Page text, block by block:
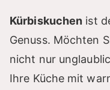
Kürbiskuchen ist
Genuss. Möchten
nicht nur
Ihre Küche mit